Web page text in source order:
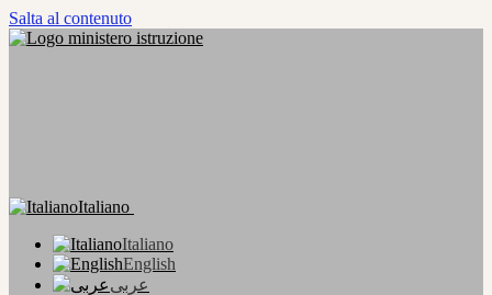
Salta al contenuto
Italiano
Italiano
English
عربى